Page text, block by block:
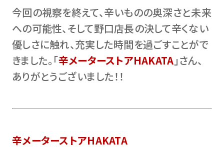
今回の視察を終えて、辛いものの奥深さと未来
への可能性、そして野口店長の決して辛くない
優しさに触れ、充実した時間を過ごすことがで
きました。「辛メーターストアHAKATA 」さん、
ありがとうございました！！
辛メーターストアHAKATA